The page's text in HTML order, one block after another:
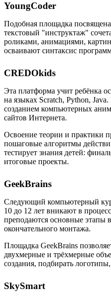
YoungCoder
Подобная площадка
текстовый "инструктаж"
роликами, анимациями,
осваивают синтаксис
CREDOkids
Эта платформа учит ребёнка
на языках Scratch, Python,
созданием компьютерных
сайтов Интернета.
Освоение теории и практики
пошаговые алгоритмы
тестирует знания детей:
итоговые проекты.
GeekBrains
Следующий компьютерный
10 до 12 лет вникают в
преподаются основные этапы
окончательного монтажа.
Площадка GeekBrains
двухмерные и трёхмерные
создания, подбирать
SkySmart